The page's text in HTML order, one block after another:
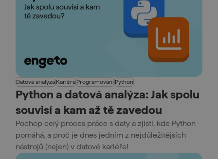
Datová analýza Kariéra Programování Python
Python a datová analýza: Jak spolu
souvisí a kam až tě zavedou
Pochop celý proces práce s daty a zjisti, kde Python
pomáhá, a proč je dnes jedním z nejdůležitějších
nástrojů (nejen) v datové kariéře!